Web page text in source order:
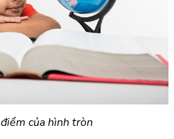
của hình tròn